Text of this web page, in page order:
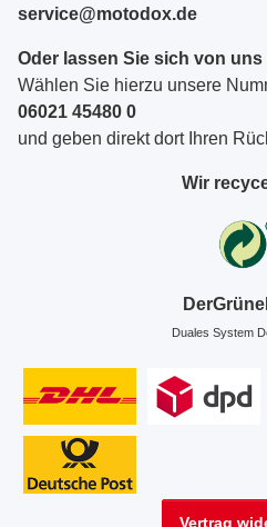
service@motodox.de
Oder lassen Sie sich von
Wählen Sie hierzu unsere
06021 45480 0
und geben direkt dort Ihren
Wir
Duales System
Vertrag